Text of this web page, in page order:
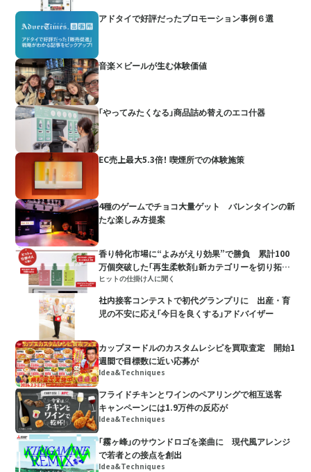
アドタイで好評だったプロモーション事例６選
音楽×ビールが生む体験価値
「やってみたくなる」商品詰め替えのエコ什器
EC売上最大5.3倍！ 喫煙所での体験施策
4種のゲームでチョコ大量ゲット バレンタインの新
たな楽しみ方提案
香り特化市場に“よみがえり効果”で勝負 累計100
万個突破した「再生柔軟剤」新カテゴリーを切り拓い
た販売戦略
ヒットの仕掛け人に聞く
社内接客コンテストで初代グランプリに 出産・育
児の不安に応え「今日を良くする」アドバイザー
カップヌードルのカスタムレシピを買取査定 開始1
週間で目標数に近い応募が
Idea&Techniques
フライドチキンとワインのペアリングで相互送客
キャンペーンには1.9万件の反応が
Idea&Techniques
「霧ヶ峰」のサウンドロゴを楽曲に 現代風アレンジ
で若者との接点を創出
Idea&Techniques